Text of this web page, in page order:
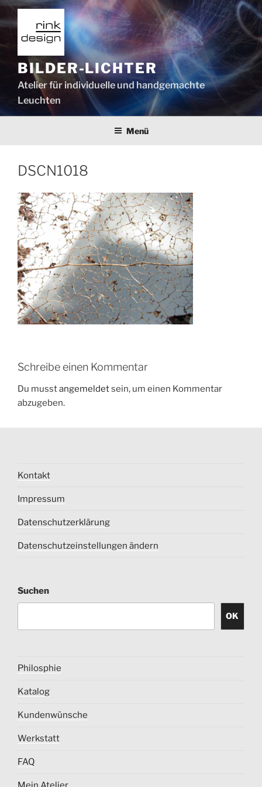
Zum
Inhalt
springen
BILDER-LICHTER
Atelier für individuelle und handgemachte
Leuchten
Menü
DSCN1018
Schreibe einen Kommentar
Du musstangemeldetsein, um einen Kommentar
abzugeben.
Kontakt
Impressum
Datenschutzerklärung
Datenschutzeinstellungen ändern
Suchen
OK
Philosphie
Katalog
Kundenwünsche
Werkstatt
FAQ